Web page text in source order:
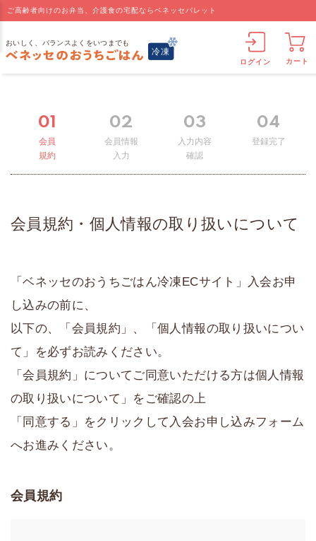
ご高齢者向けのお弁当、介護食の宅配ならベネッセパレット
ログイン カート
01
会員
規約
02
会員情報
入力
03
入力内容
確認
04
登録完了
会員規約・個人情報の取り扱いについて
「ベネッセのおうちごはん冷凍ECサイト」入会お申
し込みの前に、
以下の、「会員規約」、「個人情報の取り扱いについ
て」を必ずお読みください。
「会員規約」についてご同意いただける方は個人情報
の取り扱いについて」をご確認の上
「同意する」をクリックして入会お申し込みフォーム
へお進みください。
会員規約